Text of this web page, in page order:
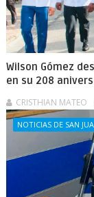
Wilson Gómez
en su 208
CRISTHIAN MATEO
NOTICIAS DE SAN